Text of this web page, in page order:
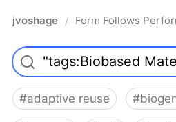
jvoshage / Form Follows
#adaptive reuse #